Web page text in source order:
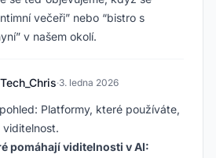
večeři” nebo “bistro s
v našem okolí.
·3. ledna 2026
Platformy, které používáte,
viditelnost.
pomáhají viditelnosti v AI: